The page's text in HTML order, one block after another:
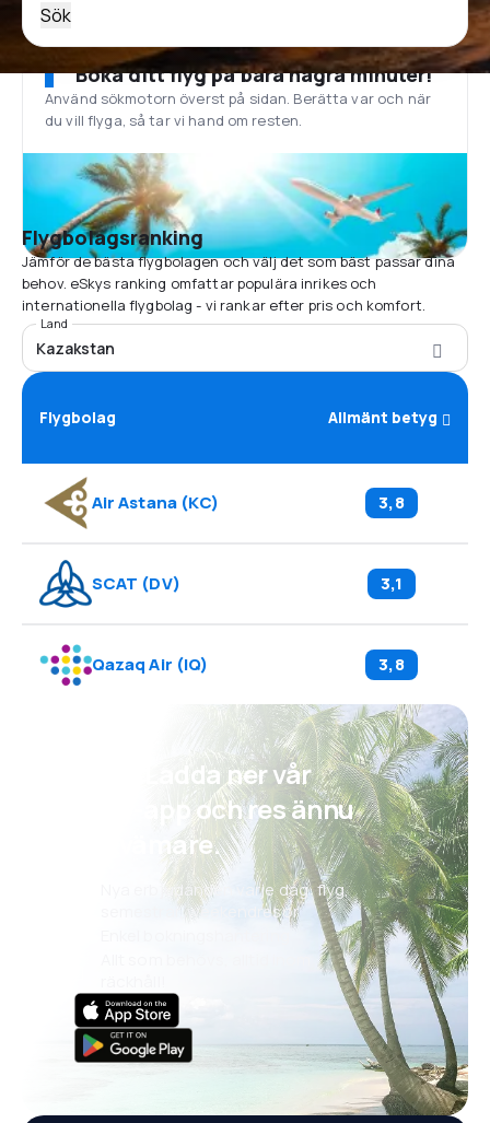
Sök
Boka ditt flyg på bara några minuter!
Använd sökmotorn överst på sidan. Berätta var och när
du vill flyga, så tar vi hand om resten.
Flygbolagsranking
Jämför de bästa flygbolagen och välj det som bäst passar dina
behov. eSkys ranking omfattar populära inrikes och
internationella flygbolag - vi rankar efter pris och komfort.
Land
Kazakstan
Flygbolag Allmänt betyg
Air Astana(KC) 3,8
SCAT (DV) 3,1
Qazaq Air (IQ) 3,8
Psst! Ladda ner vår
eSky-app och res ännu
bekvämare.
Nya erbjudanden varje dag: flyg,
semestrar, weekendresor